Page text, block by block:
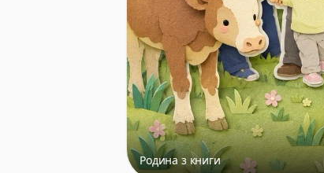
Родина з книги